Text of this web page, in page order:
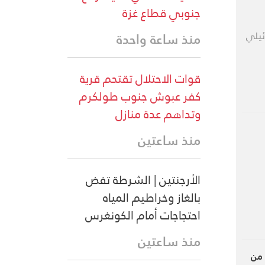
من
جنوبي قطاع غزة
منذ ساعة واحدة
قوات الاحتلال تقتحم قرية
كفر عبوش جنوب طولكرم
وتداهم عدة منازل
منذ ساعتين
الأرجنتين | الشرطة تفض
بالغاز وخراطيم المياه
احتجاجات أمام الكونغرس
منذ ساعتين